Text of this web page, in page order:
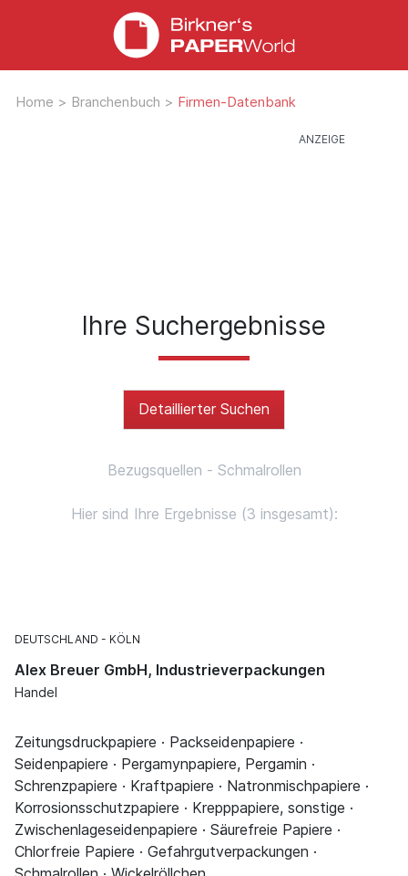
Home > Branchenbuch > Firmen-Datenbank
Ihre Suchergebnisse
Detaillierter Suchen
Bezugsquellen - Schmalrollen
Hier sind Ihre Ergebnisse (3 insgesamt):
DEUTSCHLAND KÖLN
Alex Breuer GmbH, Industrieverpackungen
Handel
Zeitungsdruckpapiere · Packseidenpapiere ·
Seidenpapiere · Pergamynpapiere, Pergamin ·
Schrenzpapiere · Kraftpapiere · Natronmischpapiere ·
Korrosionsschutzpapiere · Krepppapiere, sonstige ·
Zwischenlageseidenpapiere · Säurefreie Papiere ·
Chlorfreie Papiere · Gefahrgutverpackungen ·